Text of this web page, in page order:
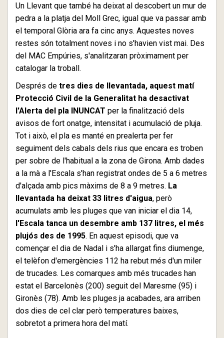
Un Llevant que també ha deixat al descobert un mur de
pedra a la platja del Moll Grec, igual que va passar amb
el temporal Glòria ara fa cinc anys. Aquestes noves
restes són totalment noves i no s'havien vist mai. Des
del MAC Empúries, s'analitzaran pròximament per
catalogar la troball.
Després de tres dies de llevantada, aquest matí
Protecció Civil de la Generalitat ha desactivat
l'Alerta del pla INUNCAT per la finalització dels
avisos de fort onatge, intensitat i acumulació de pluja.
Tot i això, el pla es manté en prealerta per fer
seguiment dels cabals dels rius que encara es troben
per sobre de l'habitual a la zona de Girona. Amb dades
a la mà a l'Escala s'han registrat ondes de 5 a 6 metres
d'alçada amb pics màxims de 8 a 9 metres. La
llevantada ha deixat 33 litres d'aigua, però
acumulats amb les pluges que van iniciar el dia 14,
l'Escala tanca un desembre amb 137 litres, el més
plujós des de 1995. En aquest episodi, que va
començar el dia de Nadal i s'ha allargat fins diumenge,
el telèfon d'emergències 112 ha rebut més d'un miler
de trucades. Les comarques amb més trucades han
estat el Barcelonès (200) seguit del Maresme (95) i
Gironès (78). Amb les pluges ja acabades, ara arriben
dos dies de cel clar però temperatures baixes,
sobretot a primera hora del matí.